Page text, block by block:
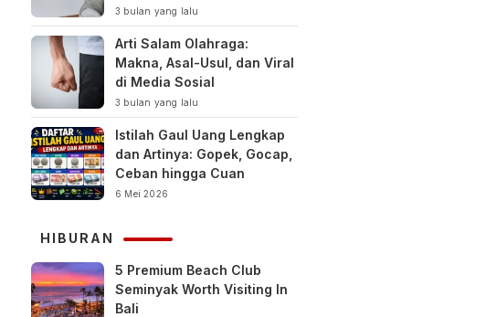
Pembahasan
3 bulan yang lalu
Arti Salam Olahraga:
Makna, Asal-Usul, dan Viral
di Media Sosial
3 bulan yang lalu
Istilah Gaul Uang Lengkap
dan Artinya: Gopek, Gocap,
Ceban hingga Cuan
6 Mei 2026
HIBURAN
5 Premium Beach Club
Seminyak Worth Visiting In
Bali